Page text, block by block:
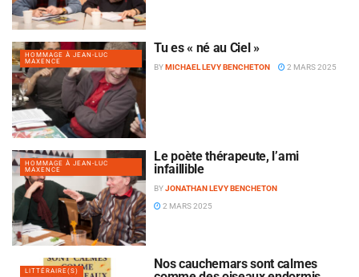
HOMMAGE À JEAN-LUC
MAXENCE
Tu es « né au Ciel »
BYMICHAEL LEVY BENCHETON 2 MARS 2025
HOMMAGE À JEAN-LUC
MAXENCE
Le poète thérapeute, l’ami
infaillible
BYJONATHAN LEVY BENCHETON
2 MARS 2025
LITTÉRAIRE(S)
Nos cauchemars sont calmes